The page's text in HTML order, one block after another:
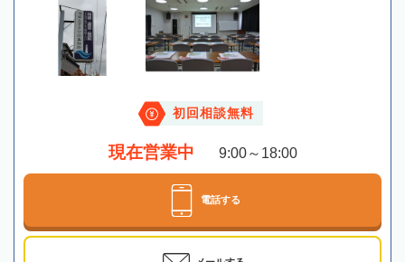
初回相談無料
現在営業中 9:00～18:00
電話する